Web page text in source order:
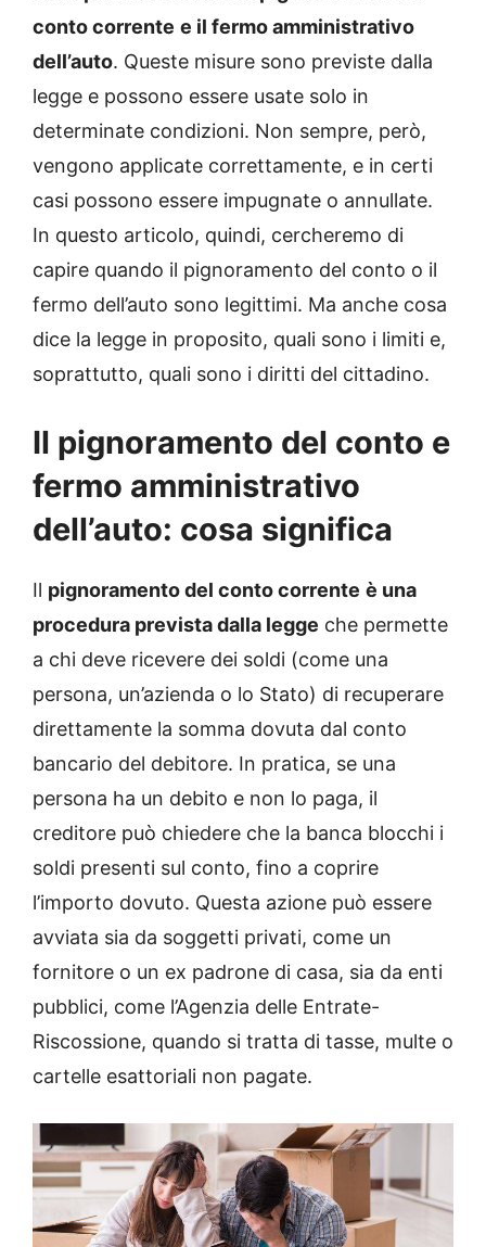
conto corrente e il fermo amministrativo
dell’auto. Queste misure sono previste dalla
legge e possono essere usate solo in
determinate condizioni. Non sempre, però,
vengono applicate correttamente, e in certi
casi possono essere impugnate o annullate.
In questo articolo, quindi, cercheremo di
capire quando il pignoramento del conto o il
fermo dell’auto sono legittimi. Ma anche cosa
dice la legge in proposito, quali sono i limiti e,
soprattutto, quali sono i diritti del cittadino.
Il pignoramento del conto e
fermo amministrativo
dell’auto: cosa significa
Il pignoramento del conto corrente è una
procedura prevista dalla legge che permette
a chi deve ricevere dei soldi (come una
persona, un’azienda o lo Stato) di recuperare
direttamente la somma dovuta dal conto
bancario del debitore. In pratica, se una
persona ha un debito e non lo paga, il
creditore può chiedere che la banca blocchi i
soldi presenti sul conto, fino a coprire
l’importo dovuto. Questa azione può essere
avviata sia da soggetti privati, come un
fornitore o un ex padrone di casa, sia da enti
pubblici, come l’Agenzia delle Entrate-
Riscossione, quando si tratta di tasse, multe o
cartelle esattoriali non pagate.